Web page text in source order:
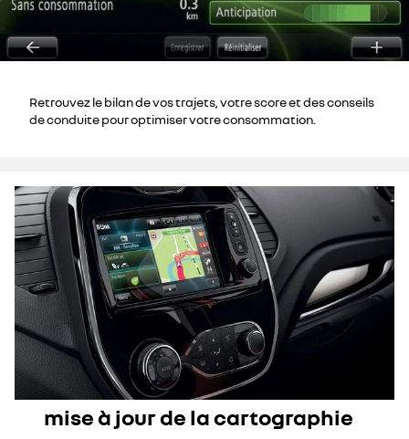
Retrouvez le bilan de vos trajets, votre score et des conseils
de conduite pour optimiser votre consommation.
mise à jour de la cartographie